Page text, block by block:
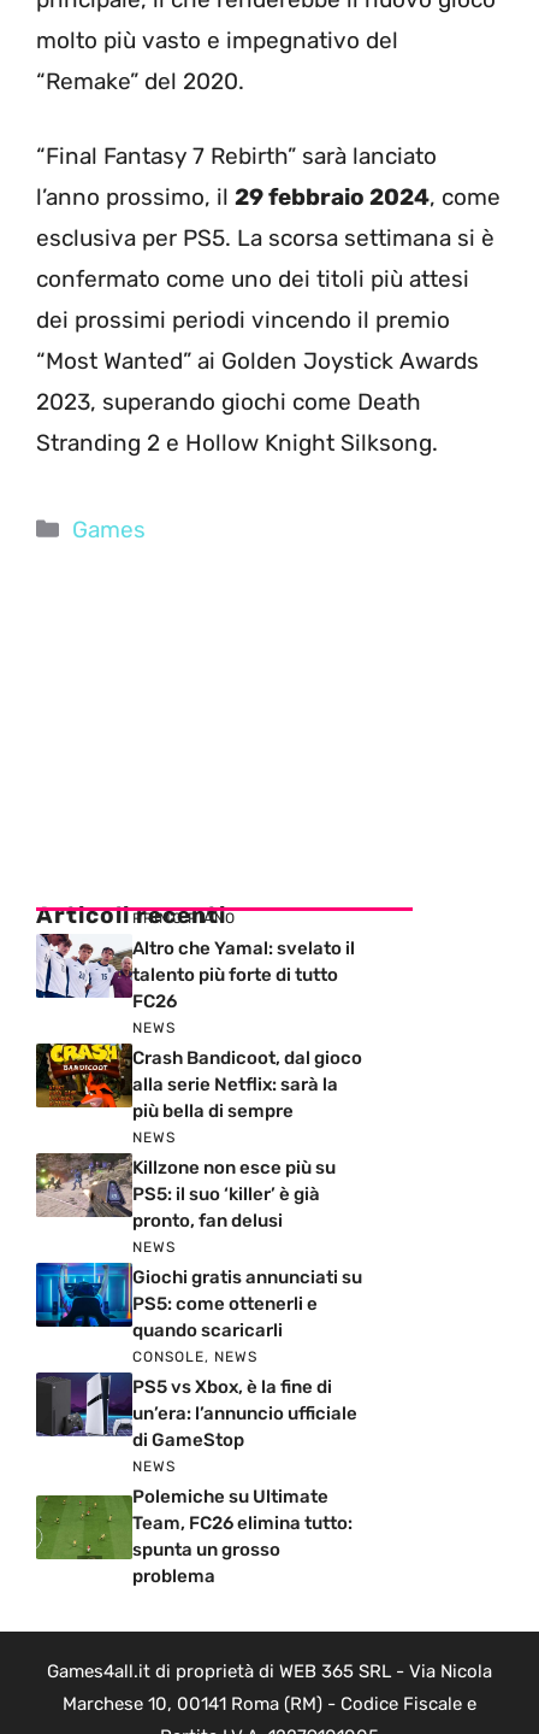
molto più vasto e impegnativo del
“Remake” del 2020.
“Final Fantasy 7 Rebirth” sarà lanciato
l’anno prossimo, il 29 febbraio 2024, come
esclusiva per PS5. La scorsa settimana si è
confermato come uno dei titoli più attesi
dei prossimi periodi vincendo il premio
“Most Wanted” ai Golden Joystick Awards
2023, superando giochi come Death
Stranding 2 e Hollow Knight Silksong.
Categorie
Games
Articoli recenti
PRIMO PIANO
Altro che Yamal: svelato il
talento più forte di tutto
FC26
NEWS
Crash Bandicoot, dal gioco
alla serie Netflix: sarà la
più bella di sempre
NEWS
Killzone non esce più su
PS5: il suo ‘killer’ è già
pronto, fan delusi
NEWS
Giochi gratis annunciati su
PS5: come ottenerli e
quando scaricarli
CONSOLE, NEWS
PS5 vs Xbox, è la fine di
un’era: l’annuncio ufficiale
di GameStop
NEWS
Polemiche su Ultimate
Team, FC26 elimina tutto:
spunta un grosso
problema
Games4all.it di proprietà di WEB 365 SRL - Via Nicola
Marchese 10, 00141 Roma (RM) - Codice Fiscale e